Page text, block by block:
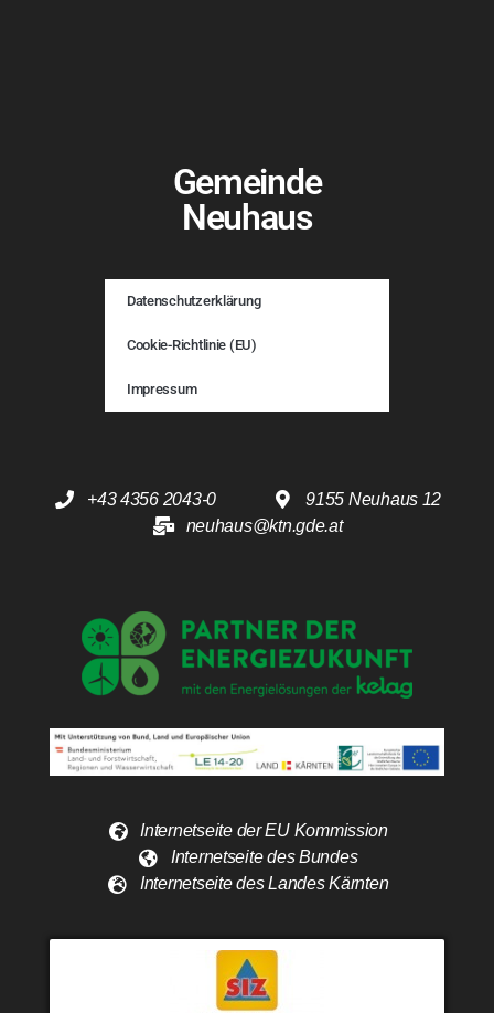
Gemeinde
Neuhaus
Datenschutzerklärung
Cookie-Richtlinie (EU)
Impressum
+43 4356 2043-0
9155 Neuhaus 12
neuhaus@ktn.gde.at
Internetseite der EU Kommission
Internetseite des Bundes
Internetseite des Landes Kärnten